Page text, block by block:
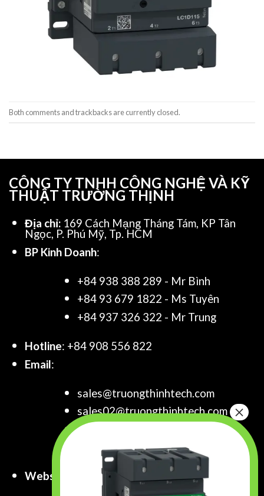
Both comments and trackbacks are currently closed.
CÔNG TY TNHH CÔNG NGHỆ VÀ KỸ
THUẬT TRƯỜNG THỊNH
Địa chỉ: 169 Cách Mạng Tháng Tám, KP Tân
Ngọc, P. Phú Mỹ, Tp. HCM
BP Kinh Doanh:
+84 938 388 289 - Mr Bình
+84 93 679 1822 - Ms Tuyên
+84 937 326 322 - Mr Trung
Hotline: +84 908 556 822
Email:
sales@truongthinhtech.com
sales02@truongthinhtech.com
sales03@truongthinhtech.com
info@truongthinhtech.com
Website